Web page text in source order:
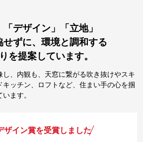
「デザイン」「立地」
せずに、環境と調和する
を提案しています。
し、内観も、天窓に繋がる吹き抜けやスキ
キッチン、ロフトなど、住まい手の心を掴
ます。
ザイン賞を受賞しました